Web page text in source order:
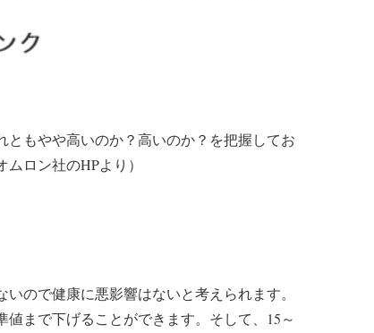
もやや高いのか？高いのか？を把握してお
ロン社のHPより）
ので健康に悪影響はないと考えられます。
まで下げることができます。そして、15～